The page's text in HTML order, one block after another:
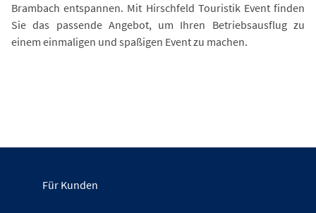
Brambach entspannen. Mit Hirschfeld Touristik Event finden
Sie das passende Angebot, um Ihren Betriebsausflug zu
einem einmaligen und spaßigen Event zu machen.
Für Kunden